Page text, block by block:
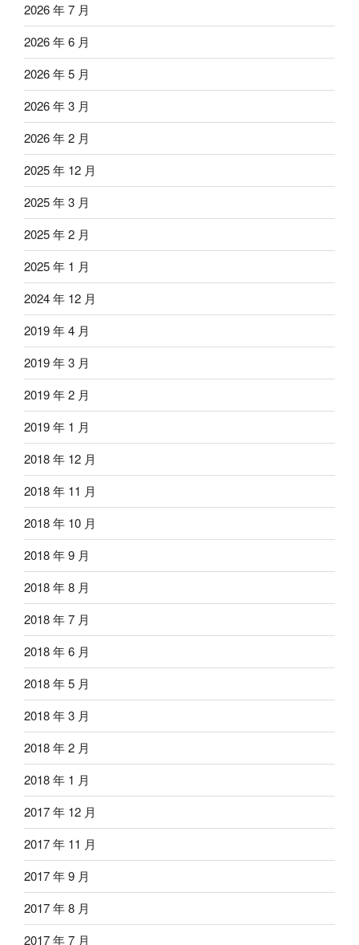
2026 年 7 月
2026 年 6 月
2026 年 5 月
2026 年 3 月
2026 年 2 月
2025 年 12 月
2025 年 3 月
2025 年 2 月
2025 年 1 月
2024 年 12 月
2019 年 4 月
2019 年 3 月
2019 年 2 月
2019 年 1 月
2018 年 12 月
2018 年 11 月
2018 年 10 月
2018 年 9 月
2018 年 8 月
2018 年 7 月
2018 年 6 月
2018 年 5 月
2018 年 3 月
2018 年 2 月
2018 年 1 月
2017 年 12 月
2017 年 11 月
2017 年 9 月
2017 年 8 月
2017 年 7 月